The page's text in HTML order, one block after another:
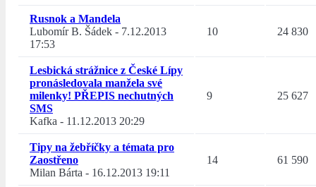
Rusnok a Mandela
Lubomír B. Šádek - 7.12.2013
17:53
10 24 830
Lesbická strážnice z České Lípy
pronásledovala manžela své
milenky! PŘEPIS nechutných
SMS
Kafka - 11.12.2013 20:29
9 25 627
Tipy na žebříčky a témata pro
Zaostřeno
Milan Bárta - 16.12.2013 19:11
14 61 590